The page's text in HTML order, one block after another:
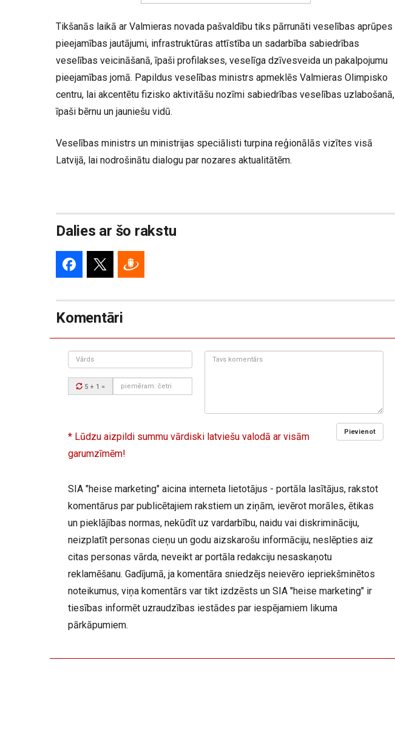
Tikšanās laikā ar Valmieras novada pašvaldību tiks pārrunāti veselības aprūpes
pieejamības jautājumi, infrastruktūras attīstība un sadarbība sabiedrības
veselības veicināšanā, īpaši profilakses, veselīga dzīvesveida un pakalpojumu
pieejamības jomā. Papildus veselības ministrs apmeklēs Valmieras Olimpisko
centru, lai akcentētu fizisko aktivitāšu nozīmi sabiedrības veselības uzlabošanā,
īpaši bērnu un jauniešu vidū.
Veselības ministrs un ministrijas speciālisti turpina reģionālās vizītes visā
Latvijā, lai nodrošinātu dialogu par nozares aktualitātēm.
Dalies ar šo rakstu
Komentāri
Vārds
Drošības
kods:
5 + 1 =
Tavs
Pievienot
* Lūdzu aizpildi summu vārdiski latviešu valodā ar visām
garumzīmēm!
SIA "heise marketing" aicina interneta lietotājus - portāla lasītājus, rakstot
komentārus par publicētajiem rakstiem un ziņām, ievērot morāles, ētikas
un pieklājības normas, nekūdīt uz vardarbību, naidu vai diskrimināciju,
neizplatīt personas cieņu un godu aizskarošu informāciju, neslēpties aiz
citas personas vārda, neveikt ar portāla redakciju nesaskaņotu
reklamēšanu. Gadījumā, ja komentāra sniedzējs neievēro iepriekšminētos
noteikumus, viņa komentārs var tikt izdzēsts un SIA "heise marketing" ir
tiesības informēt uzraudzības iestādes par iespējamiem likuma
pārkāpumiem.